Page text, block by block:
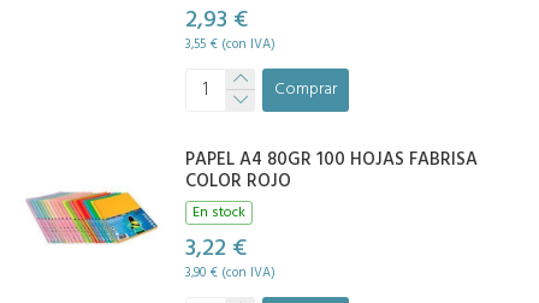
2,93 €
3,55 € (con IVA)
Comprar
PAPEL A4 80GR 100 HOJAS FABRISA
COLOR ROJO
En stock
3,22 €
3,90 € (con IVA)